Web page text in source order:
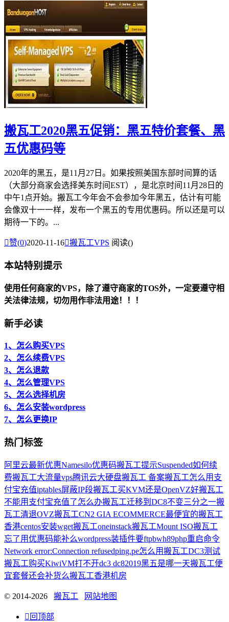
搬瓦工2020黑五促销：黑五特价套餐、黑
五优惠码等
2020年的黑五，是11月27日。如果按照美国东部时间算的话
（大部分商家会选择美东时间EST），是北京时间11月28日的
中午1点开始。搬瓦工今年会不会参加今年黑五，估计有可能
会像双十一一样，发布一个黑五的专用优惠码。所以还是可以
期待一下的。...
赞(0)2020-11-16搬瓦工VPS 阅读()
本站特别提示
使用任何商家的VPS，除了遵守商家的TOS外，一定要遵守相
关法律法规，切勿用作非法用途！！！
新手必读
1、怎么购买VPS
2、怎么续费VPS
3、怎么退款
4、怎么管理VPS
5、怎么选择机房
6、怎么安装wordpress
7、怎么更换IP
热门标签
阿里云最新优惠Namesilo优惠码搬瓦工提示Suspended如何续
费搬瓦工大流量vps腾讯云大硬盘搬瓦工 备案搬瓦工怎么用支
付宝充值iptables屏蔽IP段搬瓦工买KVM还是OpenVZ好搬瓦工
不能用支付宝充值了怎么办搬瓦工迁移到DC8不变三分之一搬
瓦工清退OVZ搬瓦工CN2 GIA ECOMMERCE最便宜的搬瓦工
香港centos安装wget搬瓦工oneinstack搬瓦工Mount ISO搬瓦工
忘了用优惠码能补么wordpress装插件要ftpbwh89php重启命令
Network error:Connection refusedping.pe怎么用搬瓦工DC3测试
搬瓦工购买KiwiVM打不开dc3 dc82019黑五是哪一天搬瓦工便
宜套餐还会补货么搬瓦工香港机房
© 2014-2026 搬瓦工 网站地图
 回顶部